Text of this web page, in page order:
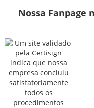
Nossa Fanpage